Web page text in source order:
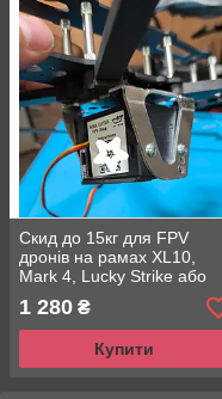
Скид до 15кг для FPV
дронів на рамах XL10,
Mark 4, Lucky Strike або
інших адаптерів Soul
1 280 ₴
Купити